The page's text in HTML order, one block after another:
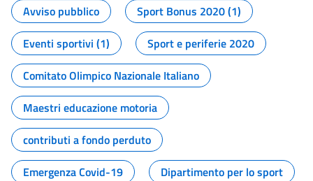
Avviso pubblico
Sport Bonus 2020 (1)
Eventi sportivi (1)
Sport e periferie 2020
Comitato Olimpico Nazionale Italiano
Maestri educazione motoria
contributi a fondo perduto
Emergenza Covid-19
Dipartimento per lo sport